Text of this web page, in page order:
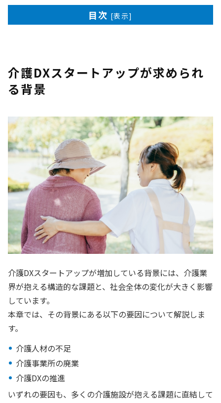
目次 [表示]
介護DXスタートアップが求められ
る背景
介護DXスタートアップが増加している背景には、介護業
界が抱える構造的な課題と、社会全体の変化が大きく影響
しています。
本章では、その背景にある以下の要因について解説しま
す。
介護人材の不足
介護事業所の廃業
介護DXの推進
いずれの要因も、多くの介護施設が抱える課題に直結して